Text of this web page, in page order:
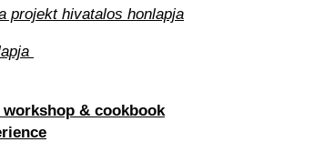
projekt hivatalos honlapja
& cookbook